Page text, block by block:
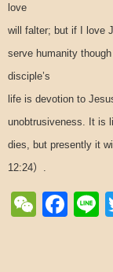
love
will falter; but if I love
serve humanity
disciple’s
life is devotion to
unobtrusiveness. It is
dies, but presently it
12:24）